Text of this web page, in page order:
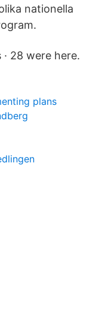
nationella
28 were here.
plans